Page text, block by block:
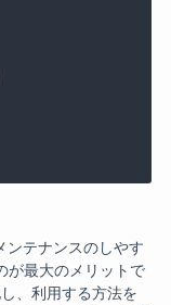
ンテナンスのしやす
が最大のメリットで
、利用する方法を